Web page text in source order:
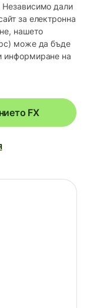
Независимо дали
за електронна
нашето
може да бъде
информиране на
FX